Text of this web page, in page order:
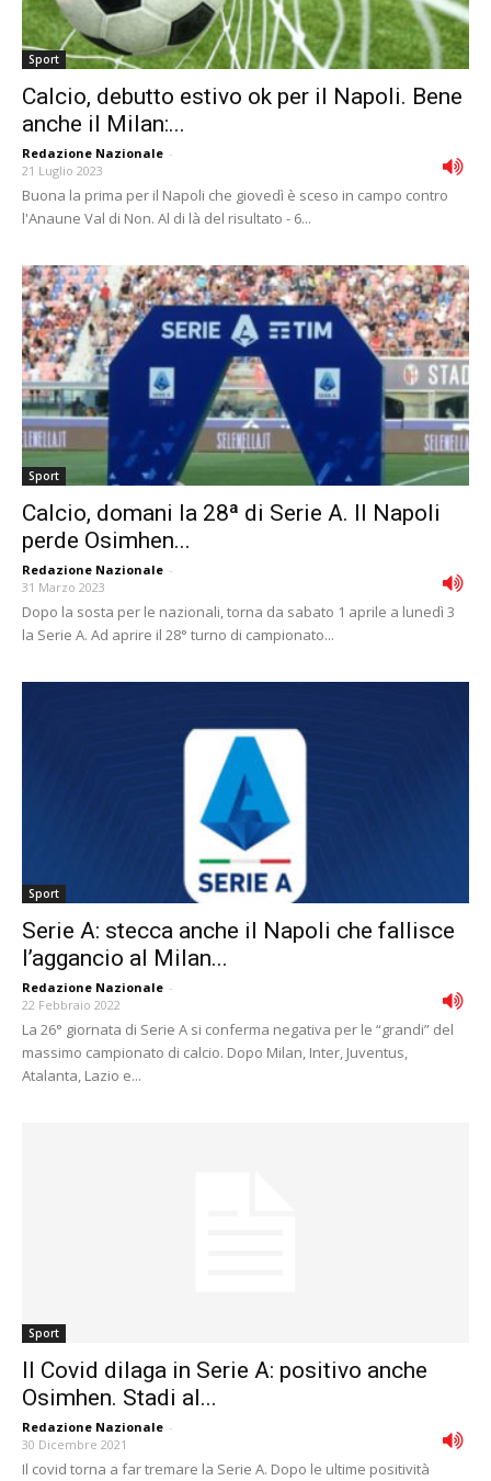
Sport
Calcio, debutto estivo ok per il Napoli. Bene
anche il Milan:...
Redazione Nazionale -
21 Luglio 2023
Buona la prima per il Napoli che giovedì è sceso in campo contro
l'Anaune Val di Non. Al di là del risultato - 6...
Sport
Calcio, domani la 28ª di Serie A. Il Napoli
perde Osimhen...
Redazione Nazionale -
31 Marzo 2023
Dopo la sosta per le nazionali, torna da sabato 1 aprile a lunedì 3
la Serie A. Ad aprire il 28° turno di campionato...
Sport
Serie A: stecca anche il Napoli che fallisce
l’aggancio al Milan...
Redazione Nazionale -
22 Febbraio 2022
La 26° giornata di Serie A si conferma negativa per le “grandi” del
massimo campionato di calcio. Dopo Milan, Inter, Juventus,
Atalanta, Lazio e...
Sport
Il Covid dilaga in Serie A: positivo anche
Osimhen. Stadi al...
Redazione Nazionale -
30 Dicembre 2021
Il covid torna a far tremare la Serie A. Dopo le ultime positività